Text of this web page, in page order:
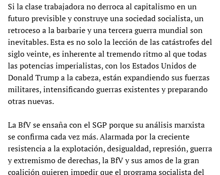
Si la clase trabajadora no derroca al capitalismo en un
futuro previsible y construye una sociedad socialista, un
retroceso a la barbarie y una tercera guerra mundial son
inevitables. Esta es no solo la lección de las catástrofes del
siglo veinte, es inherente al tremendo ritmo al que todas
las potencias imperialistas, con los Estados Unidos de
Donald Trump a la cabeza, están expandiendo sus fuerzas
militares, intensificando guerras existentes y preparando
otras nuevas.
La BfV se ensaña con el SGP porque su análisis marxista
se confirma cada vez más. Alarmada por la creciente
resistencia a la explotación, desigualdad, represión, guerra
y extremismo de derechas, la BfV y sus amos de la gran
coalición quieren impedir que el programa socialista del